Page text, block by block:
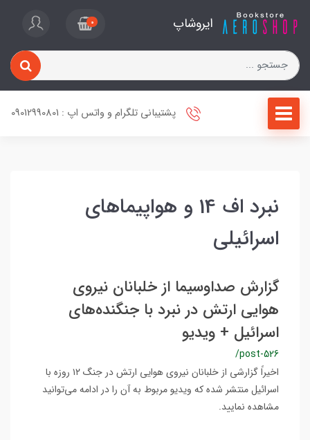
ایروشاپ 0
پشتیبانی تلگرام و واتس اپ : 09012990801
نبرد اف 14 و هواپیماهای
اسرائیلی
گزارش صداوسیما از خلبانان نیروی
هوایی ارتش در نبرد با جنگنده‌های
اسرائیل + ویدیو
/post-526
اخیراً گزارشی از خلبانان نیروی هوایی ارتش در جنگ ۱۲ روزه با
اسرائیل منتشر شده که ویدیو مربوط به آن را در ادامه می‌توانید
مشاهده نمایید.